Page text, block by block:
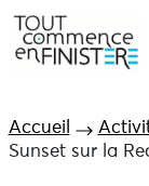
Accueil
Sunset sur la